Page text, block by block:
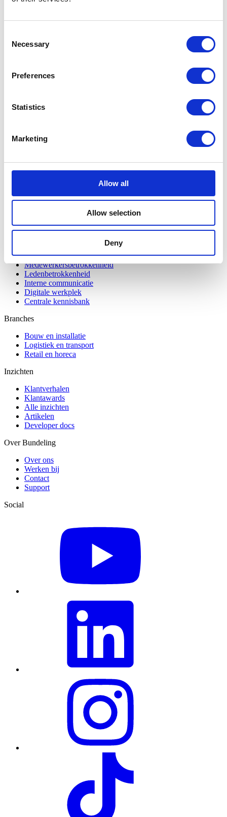
Selection
Necessary
Preferences
Statistics
Marketing
Allow all
Allow selection
Deny
Functionaliteiten
Veiligheid & Privacy
Medewerkersbetrokkenheid
Ledenbetrokkenheid
Interne communicatie
Digitale werkplek
Centrale kennisbank
Branches
Bouw en installatie
Logistiek en transport
Retail en horeca
Inzichten
Klantverhalen
Klantawards
Alle inzichten
Artikelen
Developer docs
Over Bundeling
Over ons
Werken bij
Contact
Support
Social